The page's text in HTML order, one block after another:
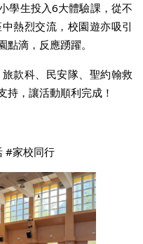
學生投入6大體驗課，從不
熱烈交流，校園遊亦吸引
滴，反應踴躍。
款科、民安隊、聖約翰救
持，讓活動順利完成！
#家校同行